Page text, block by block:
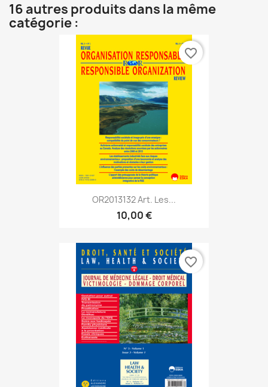
16 autres produits dans la même
catégorie :
OR2013132 Art. Les...
10,00 €
favorite_border
favorite_border